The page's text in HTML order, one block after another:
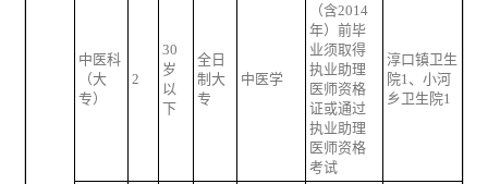
中医科
（大
专）
2
30
岁
以
下
全日
制大
专
中医学
（含2014
年）前毕
业须取得
执业助理
医师资格
证或通过
执业助理
医师资格
考试
淳口镇卫生
院1、小河
乡卫生院1